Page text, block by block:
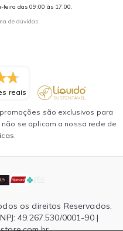
feira das 09:00 às 17:00.
de dúvidas.
reais
são exclusivos para
se aplicam a nossa rede de
os direitos Reservados.
49.267.530/0001-90 |